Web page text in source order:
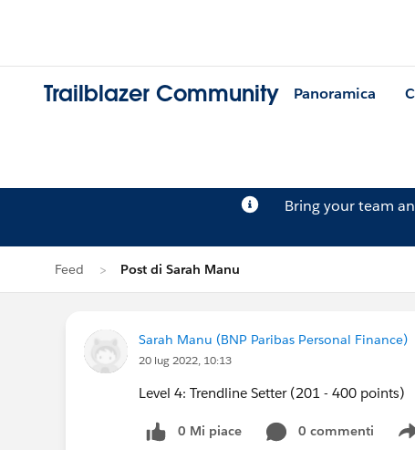
Trailblazer Community Panoramica
Bring your team
Feed Post di Sarah Manu
Sarah Manu (BNP Paribas Personal Finance)
20 lug 2022, 10:13
Level 4: Trendline Setter (201 - 400 points)
0 Mi piace 0 commenti